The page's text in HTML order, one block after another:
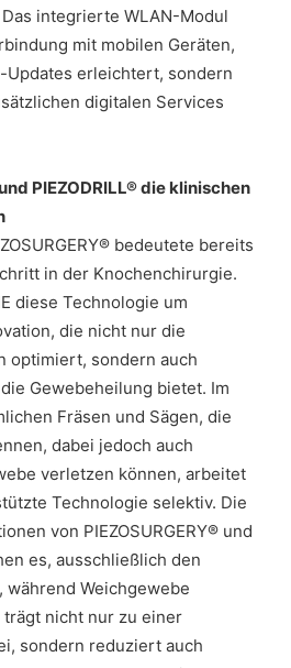
integrierte WLAN-Modul
mit mobilen Geräten,
erleichtert, sondern
digitalen Services
PIEZODRILL® die klinischen
bedeutete bereits
in der Knochenchirurgie.
diese Technologie um
die nicht nur die
optimiert, sondern auch
Gewebeheilung bietet. Im
Fräsen und Sägen, die
dabei jedoch auch
verletzen können, arbeitet
Technologie selektiv. Die
von PIEZOSURGERY® und
es, ausschließlich den
während Weichgewebe
nicht nur zu einer
sondern reduziert auch